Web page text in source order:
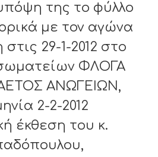
της το φύλλο
με τον αγώνα
29-1-2012 στο
ΦΛΟΓΑ
ΑΝΩΓΕΙΩΝ,
2-2-2012
έκθεση του κ.